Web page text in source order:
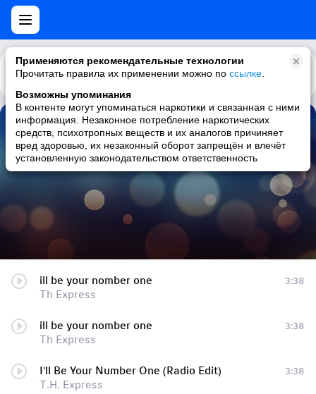
Применяются рекомендательные технологии
Прочитать правила их применении можно по ссылке
Возможны упоминания
В контенте могут упоминаться наркотики и связанная с ними
информация. Незаконное потребление наркотических
средств, психотропных веществ и их аналогов причиняет
вред здоровью, их незаконный оборот запрещён и влечёт
установленную законодательством ответственность
Каталог Рекомендации
ill be your nomber one
Th Express
ill be your nomber one
Th Express
3:38
ill be your nomber one
Th Express
3:38
I'll Be Your Number One (Radio Edit)
T.H. Express
3:38